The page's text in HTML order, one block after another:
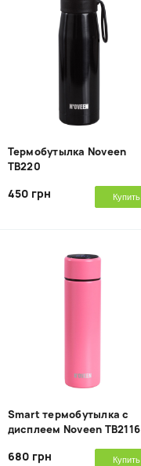
Термобутылка Noveen
TB220
450 грн Купить
Smart термобутылка с
дисплеем Noveen TB2116
680 грн Купить